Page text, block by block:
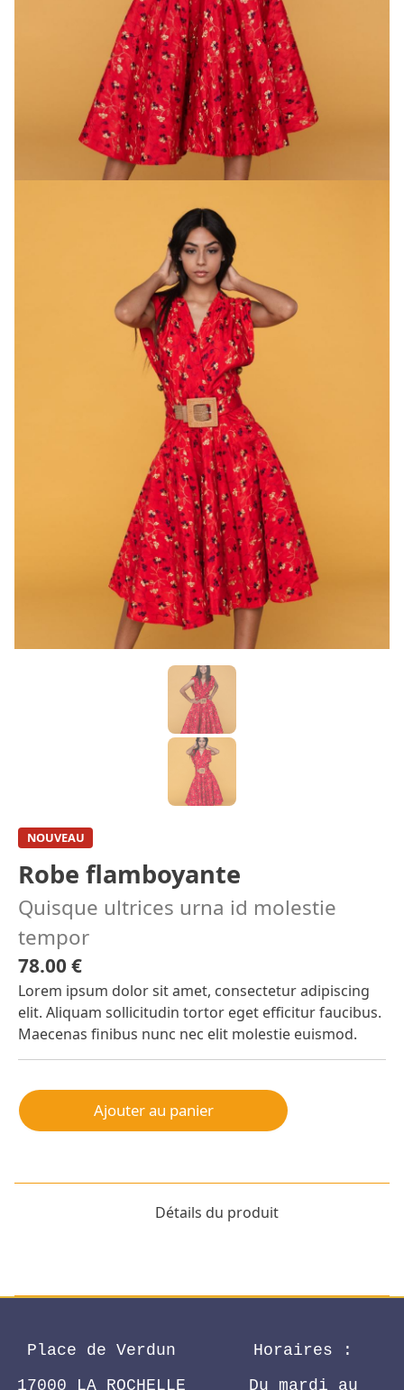
NOUVEAU
Robe flamboyante
Quisque ultrices urna id molestie
tempor
78.00 €
Lorem ipsum dolor sit amet, consectetur adipiscing
elit. Aliquam sollicitudin tortor eget efficitur faucibus.
Maecenas finibus nunc nec elit molestie euismod.
Ajouter au panier
Détails du produit
Place de Verdun
17000 LA ROCHELLE
Horaires :
Du mardi au